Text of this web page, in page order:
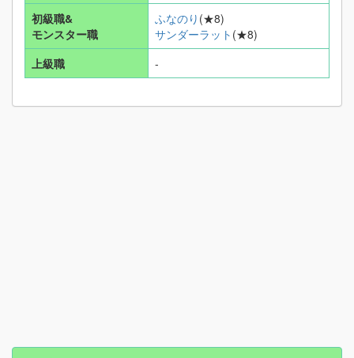
初級職&
モンスター職
ふなのり (★8)
サンダーラット (★8)
上級職
-